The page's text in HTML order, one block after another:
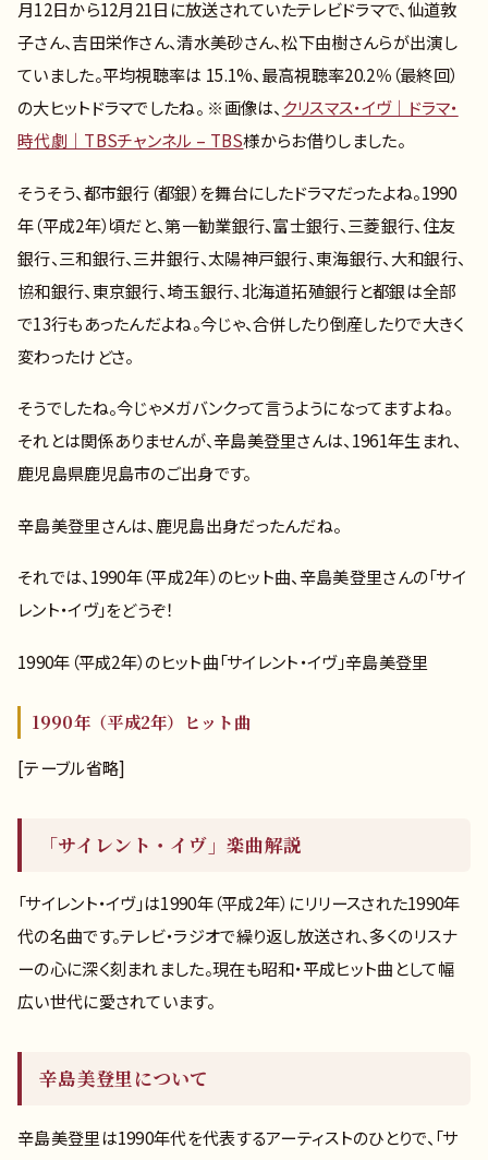
月12日から12月21日に放送されていたテレビドラマで、仙道敦
子さん、吉田栄作さん、清水美砂さん、松下由樹さんらが出演し
ていました。平均視聴率は 15.1%、最高視聴率20.2％（最終回）
の大ヒットドラマでしたね。 ※画像は、 クリスマス・イヴ｜ドラマ・
時代劇｜TBSチャンネル – TBS様からお借りしました。
そうそう、都市銀行（都銀）を舞台にしたドラマだったよね。1990
年（平成2年）頃だと、第一勧業銀行、富士銀行、三菱銀行、住友
銀行、三和銀行、三井銀行、太陽神戸銀行、東海銀行、大和銀行、
協和銀行、東京銀行、埼玉銀行、北海道拓殖銀行と都銀は全部
で13行もあったんだよね。今じゃ、合併したり倒産したりで大きく
変わったけどさ。
そうでしたね。今じゃメガバンクって言うようになってますよね。
それとは関係ありませんが、辛島美登里さんは、1961年生まれ、
鹿児島県鹿児島市のご出身です。
辛島美登里さんは、鹿児島出身だったんだね。
それでは、1990年（平成2年）のヒット曲、辛島美登里さんの「サイ
レント・イヴ」をどうぞ！
1990年（平成2年）のヒット曲「サイレント・イヴ」辛島美登里
1990年（平成2年）ヒット曲
[テーブル省略]
「サイレント・イヴ」楽曲解説
「サイレント・イヴ」は1990年（平成2年）にリリースされた1990年
代の名曲です。テレビ・ラジオで繰り返し放送され、多くのリスナ
ーの心に深く刻まれました。現在も昭和・平成ヒット曲として幅
広い世代に愛されています。
辛島美登里について
辛島美登里は1990年代を代表するアーティストのひとりで、「サ